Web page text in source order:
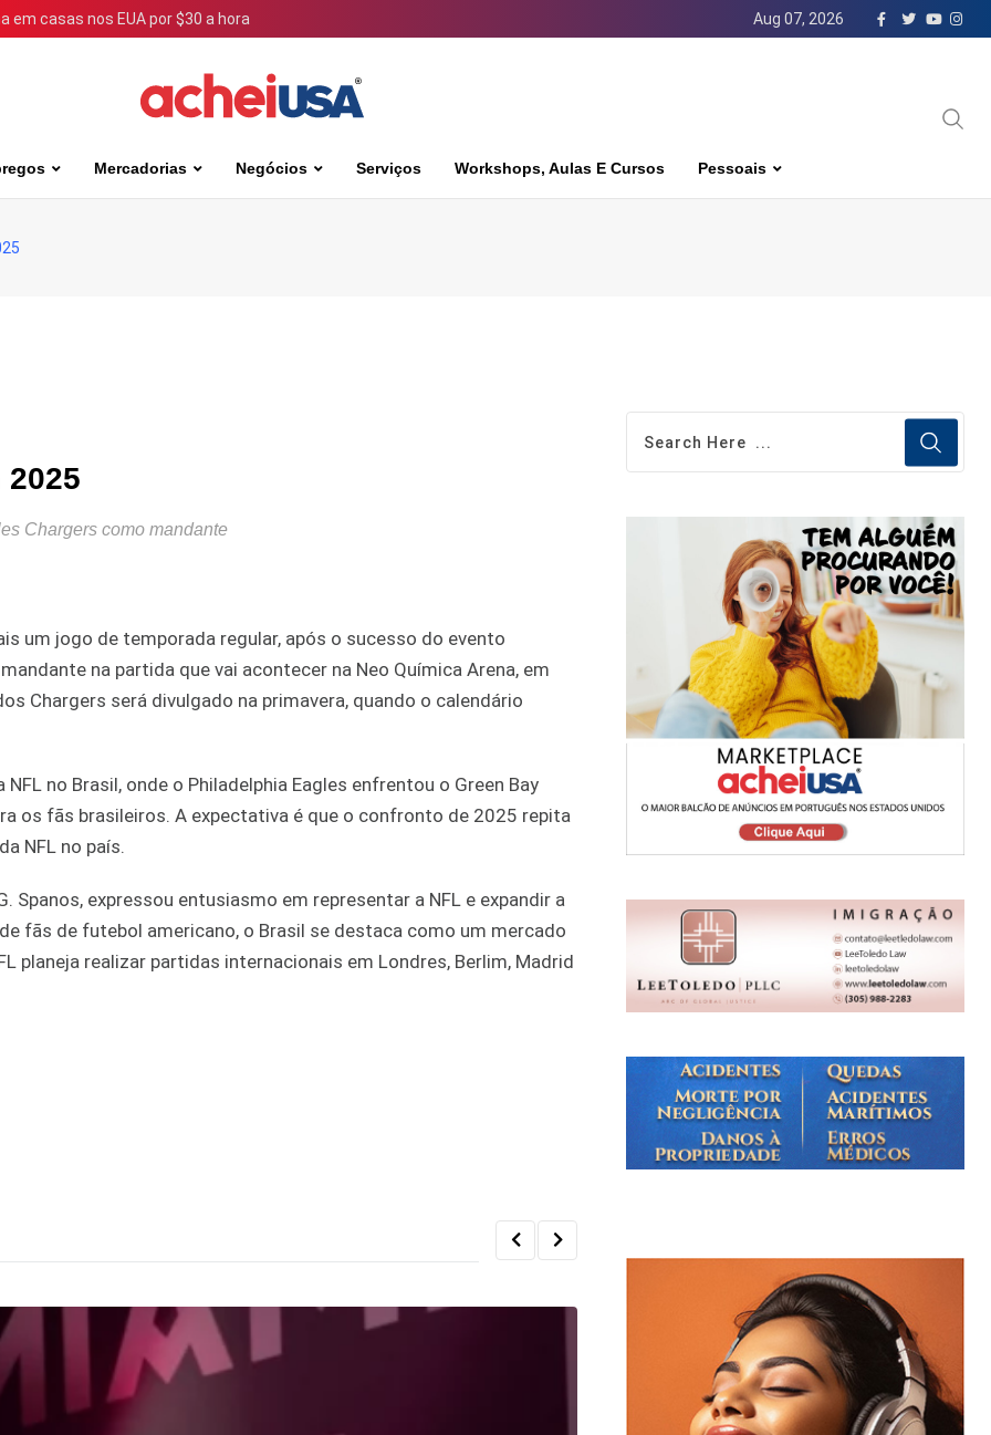
casas nos EUA por $30 a hora Aug 07, 2026
Mercadorias Negócios Serviços Workshops, Aulas E Cursos Pessoais
Chargers como mandante
um jogo de temporada regular, após o sucesso do evento
na partida que vai acontecer na Neo Química Arena, em
Chargers será divulgado na primavera, quando o calendário
no Brasil, onde o Philadelphia Eagles enfrentou o Green Bay
os fãs brasileiros. A expectativa é que o confronto de 2025 repita
NFL no país.
Spanos, expressou entusiasmo em representar a NFL e expandir a
fãs de futebol americano, o Brasil se destaca como um mercado
planeja realizar partidas internacionais em Londres, Berlim, Madrid